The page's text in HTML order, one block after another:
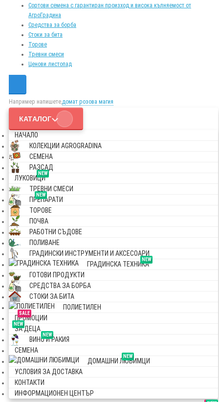
Сортови семена с гарантиран произход и висока кълняемост от
АгроГрадина
Средства за борба
Стоки за бита
Торове
Тревни смеси
Ценови листопад
Например напишете,домат розова магия
КАТАЛОГ
НАЧАЛО
КОЛЕКЦИИ AGROGRADINA
СЕМЕНА
РАЗСАД
NEW
ЛУКОВИЦИ
ТРЕВНИ СМЕСИ
NEW
ПРЕПАРАТИ
ТОРОВЕ
ПОЧВА
РАБОТНИ СЪДОВЕ
ПОЛИВАНЕ
ГРАДИНСКИ ИНСТРУМЕНТИ И АКСЕСОАРИ
NEW
ГРАДИНСКА ТЕХНИКА
ГОТОВИ ПРОДУКТИ
СРЕДСТВА ЗА БОРБА
СТОКИ ЗА БИТА
ПОЛИЕТИЛЕН
SALE
ПРОМОЦИИ
NEW
ЗА ДЕЦА
NEW
ВИНО И РАКИЯ
СЕМЕНА
NEW
ДОМАШНИ ЛЮБИМЦИ
УСЛОВИЯ ЗА ДОСТАВКА
КОНТАКТИ
ИНФОРМАЦИОНЕН ЦЕНТЪР